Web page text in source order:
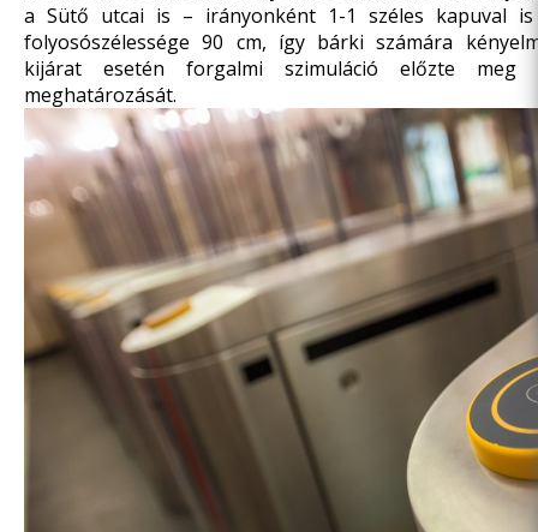
a Sütő utcai is – irányonként 1-1 széles kapuval is
folyosószélessége 90 cm, így bárki számára
kijárat esetén forgalmi szimuláció előzte meg
meghatározását.